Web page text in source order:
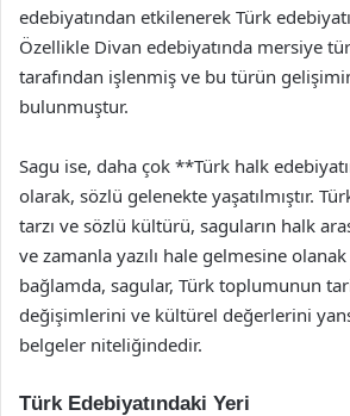
edebiyatından etkilenerek Türk
Özellikle Divan edebiyatında mersiye
tarafından işlenmiş ve bu türün
bulunmuştur.
Sagu ise, daha çok **Türk halk
olarak, sözlü gelenekte yaşatılmıştır.
tarzı ve sözlü kültürü, saguların halk
ve zamanla yazılı hale gelmesine olanak
bağlamda, sagular, Türk toplumunun
değişimlerini ve kültürel değerlerini
belgeler niteliğindedir.
Türk Edebiyatındaki Yeri